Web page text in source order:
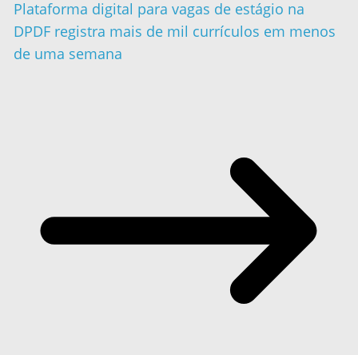
Plataforma digital para vagas de estágio na
DPDF registra mais de mil currículos em menos
de uma semana